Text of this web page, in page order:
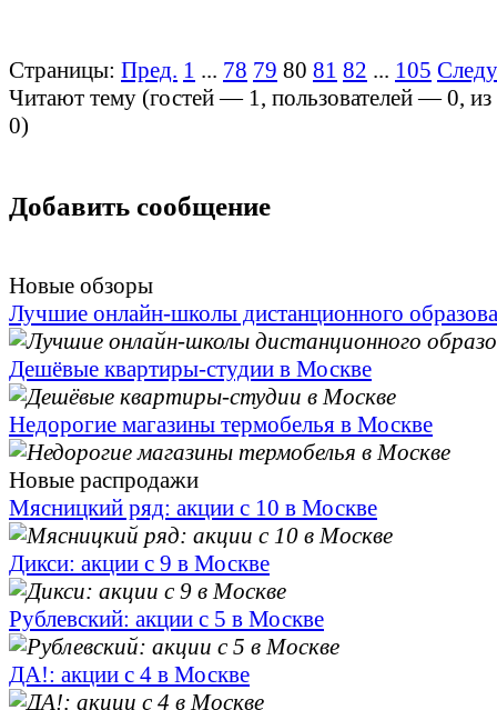
Страницы: Пред. 1 ... 78 79 80 81 82 ... 105
Читают тему (гостей — 1, пользователей —0,
0)
Добавить сообщение
Новые обзоры
Лучшие онлайн-школы дистанционного
Дешёвые квартиры-студии в Москве
Недорогие магазины термобелья в Москве
Новые распродажи
Мясницкий ряд: акции с 10 в Москве
Дикси: акции с 9 в Москве
Рублевский: акции с 5 в Москве
ДА!: акции с 4 в Москве